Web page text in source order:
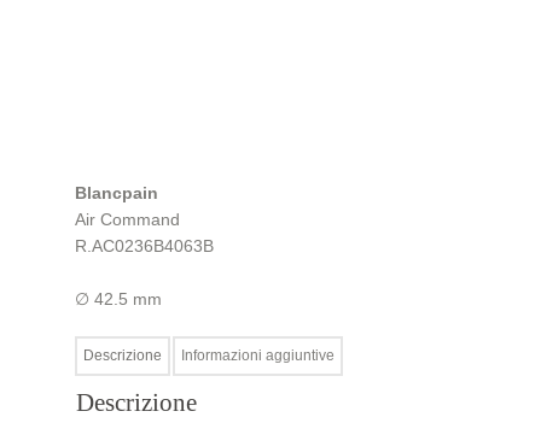
Blancpain
Air Command
R.AC0236B4063B
∅ 42.5 mm
Descrizione Informazioni aggiuntive
Descrizione